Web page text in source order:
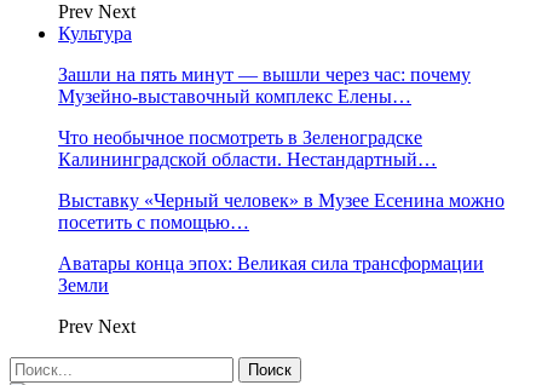
Prev Next
Культура
Зашли на пять минут — вышли через час: почему
Музейно-выставочный комплекс Елены…
Что необычное посмотреть в Зеленоградске
Калининградской области. Нестандартный…
Выставку «Черный человек» в Музее Есенина можно
посетить с помощью…
Аватары конца эпох: Великая сила трансформации
Земли
Prev Next